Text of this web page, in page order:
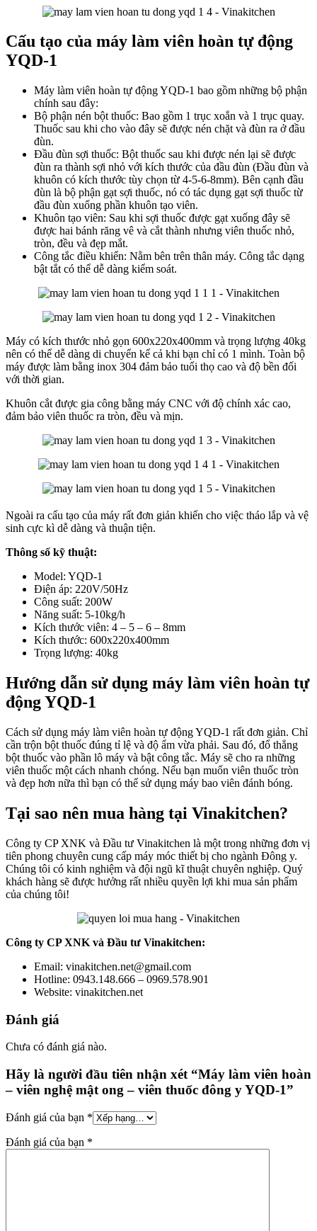
Cấu tạo của máy làm viên hoàn tự động
YQD-1
Máy làm viên hoàn tự động YQD-1 bao gồm những bộ phận
chính sau đây:
Bộ phận nén bột thuốc: Bao gồm 1 trục xoắn và 1 trục quay.
Thuốc sau khi cho vào đây sẽ được nén chặt và đùn ra ở đầu
đùn.
Đầu đùn sợi thuốc: Bột thuốc sau khi được nén lại sẽ được
đùn ra thành sợi nhỏ với kích thước của đầu đùn (Đầu đùn và
khuôn có kích thước tùy chọn từ 4-5-6-8mm). Bên cạnh đầu
đùn là bộ phận gạt sợi thuốc, nó có tác dụng gạt sợi thuốc từ
đầu đùn xuống phần khuôn tạo viên.
Khuôn tạo viên: Sau khi sợi thuốc được gạt xuống đây sẽ
được hai bánh răng vê và cắt thành nhưng viên thuốc nhỏ,
tròn, đều và đẹp mắt.
Công tắc điều khiển: Nằm bên trên thân máy. Công tắc dạng
bật tắt có thể dễ dàng kiểm soát.
Máy có kích thước nhỏ gọn 600x220x400mm và trọng lượng 40kg
nên có thể dễ dàng di chuyển kể cả khi bạn chỉ có 1 mình. Toàn bộ
máy được làm bằng inox 304 đảm bảo tuổi thọ cao và độ bền đối
với thời gian.
Khuôn cắt được gia công bằng máy CNC với độ chính xác cao,
đảm bảo viên thuốc ra tròn, đều và mịn.
Ngoài ra cấu tạo của máy rất đơn giản khiến cho việc tháo lắp và vệ
sinh cực kì dễ dàng và thuận tiện.
Thông số kỹ thuật:
Model: YQD-1
Điện áp: 220V/50Hz
Công suất: 200W
Năng suất: 5-10kg/h
Kích thước viên: 4 – 5 – 6 – 8mm
Kích thước: 600x220x400mm
Trọng lượng: 40kg
Hướng dẫn sử dụng máy làm viên hoàn tự
động YQD-1
Cách sử dụng máy làm viên hoàn tự động YQD-1 rất đơn giản. Chỉ
cần trộn bột thuốc đúng tỉ lệ và độ ẩm vừa phải. Sau đó, đổ thẳng
bột thuốc vào phần lô máy và bật công tắc. Máy sẽ cho ra những
viên thuốc một cách nhanh chóng. Nếu bạn muốn viên thuốc tròn
và đẹp hơn nữa thì bạn có thể sử dụng máy bao viên đánh bóng.
Tại sao nên mua hàng tại Vinakitchen?
Công ty CP XNK và Đầu tư Vinakitchen là một trong những đơn vị
tiên phong chuyên cung cấp máy móc thiết bị cho ngành Đông y.
Chúng tôi có kinh nghiệm và đội ngũ kĩ thuật chuyên nghiệp. Quý
khách hàng sẽ được hưởng rất nhiều quyền lợi khi mua sản phẩm
của chúng tôi!
Công ty CP XNK và Đầu tư Vinakitchen:
Email: vinakitchen.net@gmail.com
Hotline: 0943.148.666 – 0969.578.901
Website: vinakitchen.net
Đánh giá
Chưa có đánh giá nào.
Hãy là người đầu tiên nhận xét “Máy làm viên hoàn
– viên nghệ mật ong – viên thuốc đông y YQD-1”
Đánh giá của bạn *
Đánh giá của bạn *